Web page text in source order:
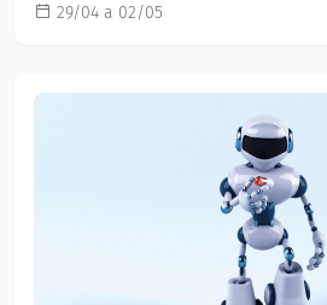
29/04 a 02/05